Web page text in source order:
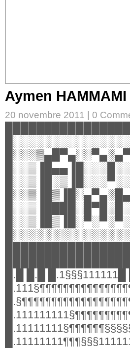
Aymen HAMMAMI
20 novembre 2011 | 0
█.█ █.█ █.1§§§111111█